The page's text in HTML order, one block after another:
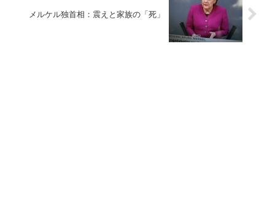
メルケル独首相：震えと家族の「死」